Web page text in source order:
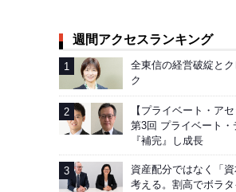
週間アクセスランキング
全東信の経営破綻と
ク
【プライベート・アセ
第3回 プライベート・
『補完』し成長
資産配分ではなく「
考える。割高でボラ